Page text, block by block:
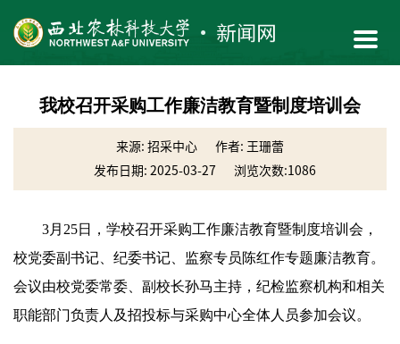
我校召开采购工作廉洁教育暨制度培训会
来源: 招采中心
作者: 王珊蕾
发布日期: 2025-03-27
浏览次数:1086
3月25日，学校召开采购工作廉洁教育暨制度培训会，
校党委副书记、纪委书记、监察专员陈红作专题廉洁教育。
会议由校党委常委、副校长孙马主持，纪检监察机构和相关
职能部门负责人及招投标与采购中心全体人员参加会议。